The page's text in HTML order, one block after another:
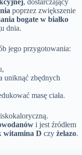
poprzez zwiększenie
bogate w białko
dnia.
jego przygotowania:
uniknąć zbędnych
masę ciała.
i jest źródłem
witamina D czy żelazo.